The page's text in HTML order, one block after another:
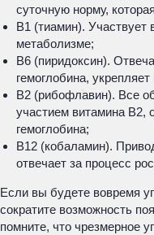
суточную норму,
B1 (тиамин).
метаболизме;
B6 (пиридоксин).
гемоглобина,
B2 (рибофлавин). Все
участием витамина B2,
гемоглобина;
B12 (кобаламин).
отвечает за процесс
Если вы будете вовремя
сократите возможность
помните, что чрезмерное